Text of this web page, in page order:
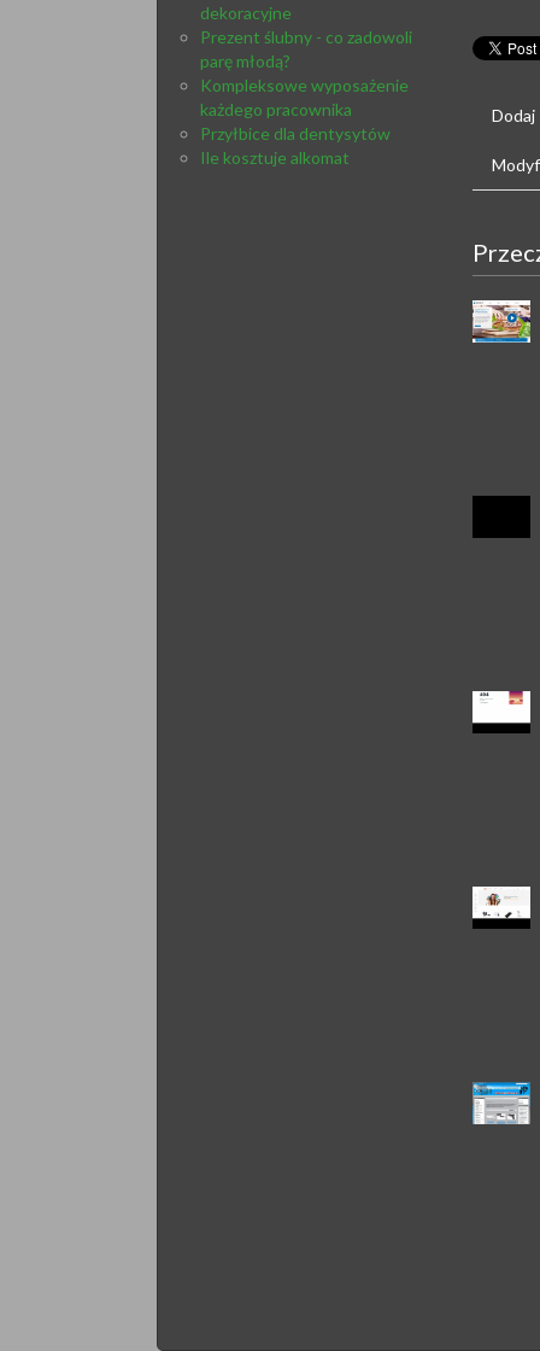
dekoracyjne
Prezent ślubny - co zadowoli
parę młodą?
Kompleksowe wyposażenie
każdego pracownika
Przyłbice dla dentysytów
Ile kosztuje alkomat
Dodaj